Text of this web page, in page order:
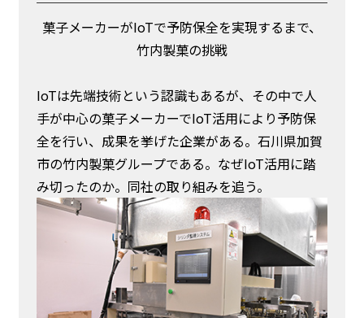
菓子メーカーがIoTで予防保全を実現するまで、
竹内製菓の挑戦
IoTは先端技術という認識もあるが、その中で人
手が中心の菓子メーカーでIoT活用により予防保
全を行い、成果を挙げた企業がある。石川県加賀
市の竹内製菓グループである。なぜIoT活用に踏
み切ったのか。同社の取り組みを追う。